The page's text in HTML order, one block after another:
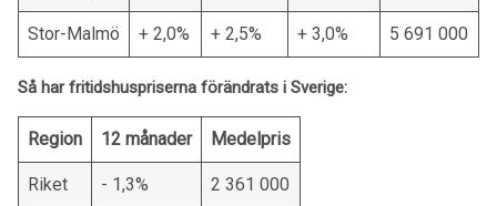
Stor-Malmö + 2,0% + 2,5% + 3,0% 5 691 000
Så har fritidshuspriserna förändrats i Sverige:
Region 12 månader Medelpris
Riket - 1,3% 2 361 000